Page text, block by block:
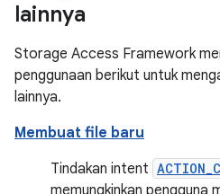
lainnya
Storage Access Framework
penggunaan berikut untuk
lainnya.
Membuat file baru
Tindakan intent
memungkinkan pengguna